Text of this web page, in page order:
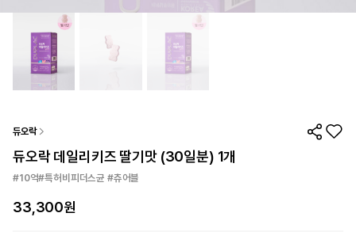
듀오락
듀오락 데일리키즈 딸기맛 (30일분) 1개
#10억#특허비피더스균 #츄어블
33,300원